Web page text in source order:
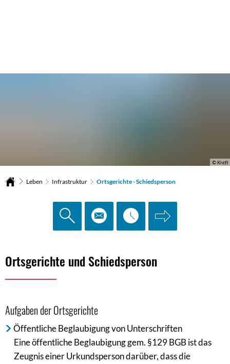
© Kreft
Leben Infrastruktur Ortsgerichte - Schiedsperson
Ortsgerichte
Ortsgerichte und Schiedsperson
Aufgaben der Ortsgerichte
Öffentliche Beglaubigung von Unterschriften
Eine öffentliche Beglaubigung gem. §129 BGB ist das
Zeugnis einer Urkundsperson darüber, dass die